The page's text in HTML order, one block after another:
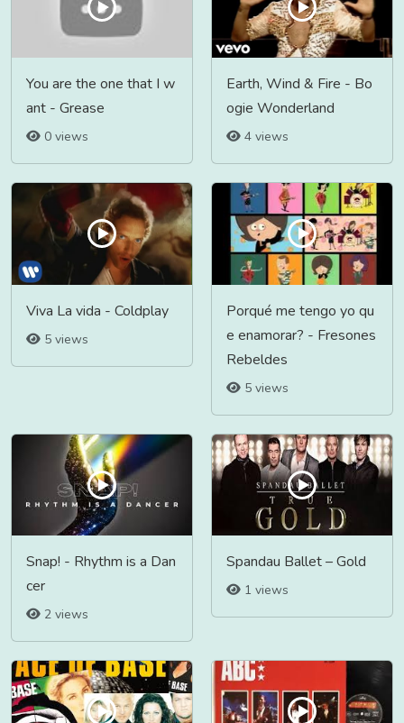
You are the one that I w
ant - Grease
0 views
Earth, Wind & Fire - Bo
ogie Wonderland
4 views
Viva La vida - Coldplay
5 views
Porqué me tengo yo qu
e enamorar? - Fresones
Rebeldes
5 views
Snap! - Rhythm is a Dan
cer
2 views
Spandau Ballet – Gold
1 views